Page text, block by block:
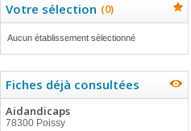
Votre sélection (0)
Aucun établissement sélectionné
Fiches déjà consultées
Aidandicaps
78300 Poissy